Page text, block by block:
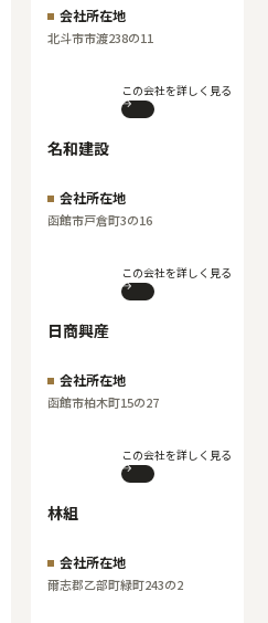
会社所在地
北斗市市渡238の11
この会社を詳しく見る
名和建設
会社所在地
函館市戸倉町3の16
この会社を詳しく見る
日商興産
会社所在地
函館市柏木町15の27
この会社を詳しく見る
林組
会社所在地
爾志郡乙部町緑町243の2